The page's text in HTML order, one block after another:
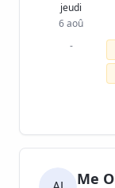
jeudi
6 aoû
-
Me